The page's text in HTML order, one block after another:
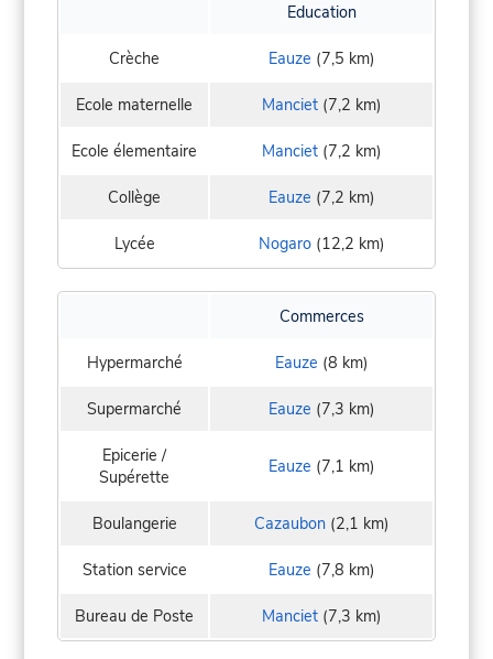
Education
Crèche Eauze (7,5 km)
Ecole maternelle Manciet(7,2 km)
Ecole élementaire Manciet(7,2 km)
Collège Eauze (7,2 km)
Lycée Nogaro(12,2 km)
Commerces
Hypermarché Eauze (8 km)
Supermarché Eauze (7,3 km)
Epicerie /
Supérette
Eauze (7,1 km)
Boulangerie Cazaubon(2,1 km)
Station service Eauze (7,8 km)
Bureau de Poste Manciet(7,3 km)